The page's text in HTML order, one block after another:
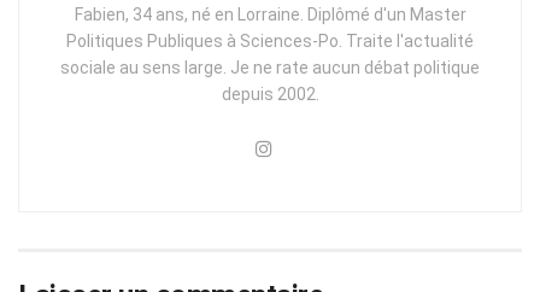
Fabien, 34 ans, né en Lorraine. Diplômé d'un Master
Politiques Publiques à Sciences-Po. Traite l'actualité
sociale au sens large. Je ne rate aucun débat politique
depuis 2002.